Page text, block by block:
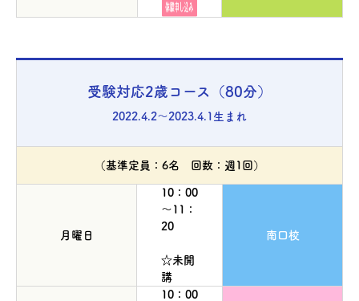
受験対応2歳コース（80分）
2022.4.2～2023.4.1生まれ
（基準定員：6名 回数：週1回）
月曜日
10：00
～11：
20
☆未開
講
南口校
10：00